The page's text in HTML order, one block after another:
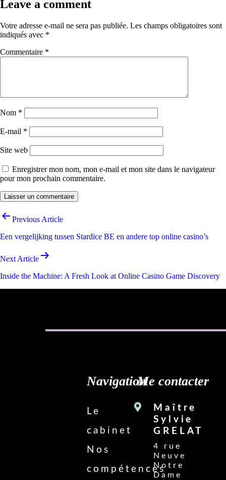
Leave a comment
Votre adresse e-mail ne sera pas publiée. Les champs obligatoires sont
indiqués avec *
Commentaire *
Nom *
E-mail *
Site web
Enregistrer mon nom, mon e-mail et mon site dans le navigateur
pour mon prochain commentaire.
Navigation
l’article
Previous Article
Een vergelijking tussen Stardice BE en andere top online casino’s
Next Article
Inside the Machine: A Fresh Look at Online Casino Game Discovery
Navigation
Le
cabinet
Nos
compétences
Me contacter
Maître
Sylvie
GRELAT
4 rue
Neuve
Notre
Dame